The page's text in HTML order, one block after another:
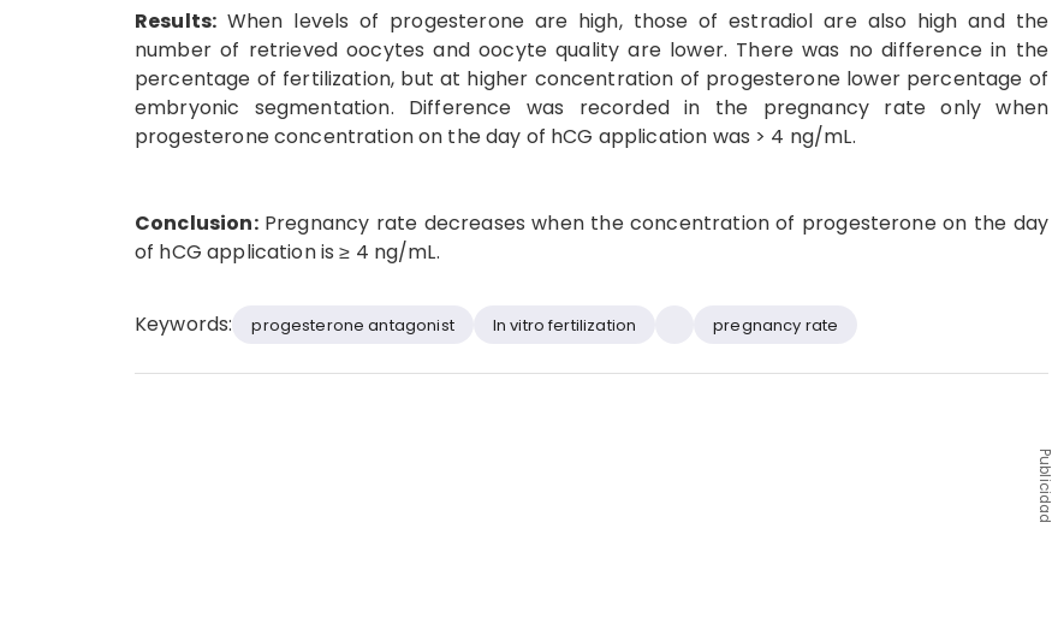
Results: When levels of progesterone are high, those of estradiol are also high and the
number of retrieved oocytes and oocyte quality are lower. There was no difference in the
percentage of fertilization, but at higher concentration of progesterone lower percentage of
embryonic segmentation. Difference was recorded in the pregnancy rate only when
progesterone concentration on the day of hCG application was > 4 ng/mL.
Conclusion:Pregnancy rate decreases when the concentration of progesterone on the day
of hCG application is ≥ 4 ng/mL.
Keywords: progesterone antagonist In vitro fertilization pregnancy rate
Publicidad